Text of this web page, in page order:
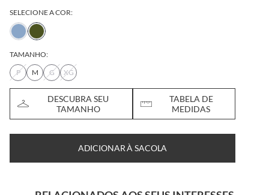
SELECIONE A COR:
TAMANHO:
P
M G XG
DESCUBRA SEU
TAMANHO
TABELA DE
MEDIDAS
ADICIONAR À SACOLA